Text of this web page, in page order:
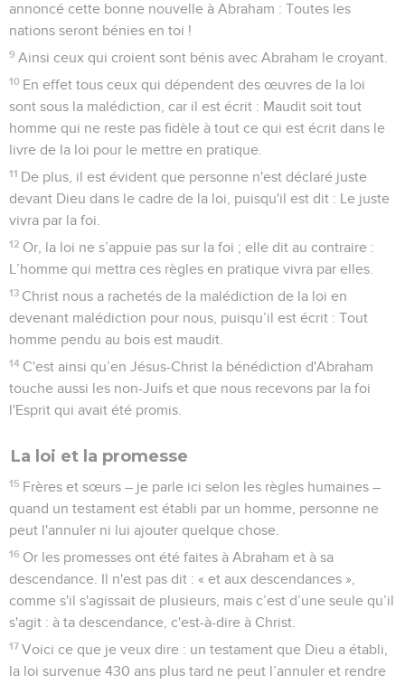
annoncé cette bonne nouvelle à Abraham : Toutes les
nations seront bénies en toi !
9 Ainsi ceux qui croient sont bénis avec Abraham le croyant.
10 En effet tous ceux qui dépendent des œuvres de la loi
sont sous la malédiction, car il est écrit : Maudit soit tout
homme qui ne reste pas fidèle à tout ce qui est écrit dans le
livre de la loi pour le mettre en pratique.
11 De plus, il est évident que personne n'est déclaré juste
devant Dieu dans le cadre de la loi, puisqu'il est dit : Le juste
vivra par la foi.
12 Or, la loi ne s’appuie pas sur la foi ; elle dit au contraire :
L’homme qui mettra ces règles en pratique vivra par elles.
13 Christ nous a rachetés de la malédiction de la loi en
devenant malédiction pour nous, puisqu’il est écrit : Tout
homme pendu au bois est maudit.
14 C'est ainsi qu’en Jésus-Christ la bénédiction d'Abraham
touche aussi les non-Juifs et que nous recevons par la foi
l'Esprit qui avait été promis.
La loi et la promesse
15 Frères et sœurs – je parle ici selon les règles humaines –
quand un testament est établi par un homme, personne ne
peut l'annuler ni lui ajouter quelque chose.
16 Or les promesses ont été faites à Abraham et à sa
descendance. Il n'est pas dit : « et aux descendances »,
comme s'il s'agissait de plusieurs, mais c’est d’une seule qu’il
s'agit : à ta descendance, c'est-à-dire à Christ.
17 Voici ce que je veux dire : un testament que Dieu a établi,
la loi survenue 430 ans plus tard ne peut l’annuler et rendre